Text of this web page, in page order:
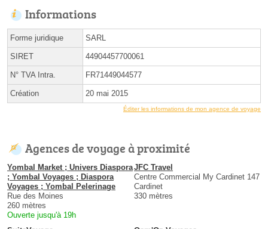
Informations
Forme juridique SARL
SIRET 44904457700061
N° TVA Intra. FR71449044577
Création 20 mai 2015
Éditer les informations de mon agence de voyage
Agences de voyage à proximité
Yombal Market ; Univers Diaspora
; Yombal Voyages ; Diaspora
Voyages ; Yombal Pelerinage
Rue des Moines
260 mètres
Ouverte jusqu'à 19h
JFC Travel
Centre Commercial My Cardinet 147
Cardinet
330 mètres